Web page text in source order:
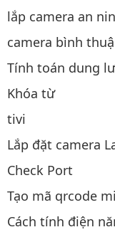
lắp camera an
camera bình
Tính toán dung
Khóa từ
tivi
Lắp đặt camera
Check Port
Tạo mã qrcode
Cách tính điện